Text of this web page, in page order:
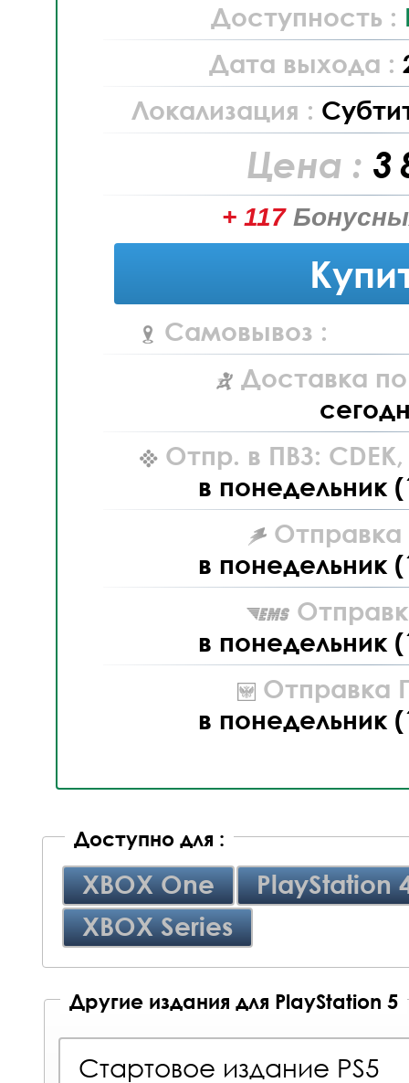
Доступность :
Дата выхода :
Локализация :
Цена : 3
+ 117
Самовывоз :
Доставка
Отпр. в ПВЗ: CDEK,
в понедельник
Отправка
в понедельник
в понедельник
Отправка
в понедельник
Доступно для :
XBOX One
PlayStation
XBOX Series
Другие издания для PlayStation 5
Стартовое издание PS5